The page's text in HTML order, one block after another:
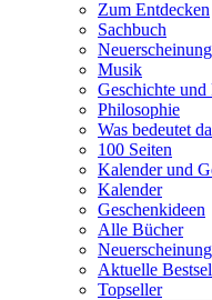
Zum Entdecken
Sachbuch
Musik
Geschichte
Philosophie
Was bedeutet
100 Seiten
Kalender und
Kalender
Geschenkideen
Alle Bücher
Aktuelle
Topseller